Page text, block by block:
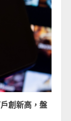
創新高，盤